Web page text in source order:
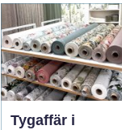
Tygaffär i